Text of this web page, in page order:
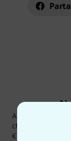
Abonnez-vous à
chance, gagnez
€ chacun!